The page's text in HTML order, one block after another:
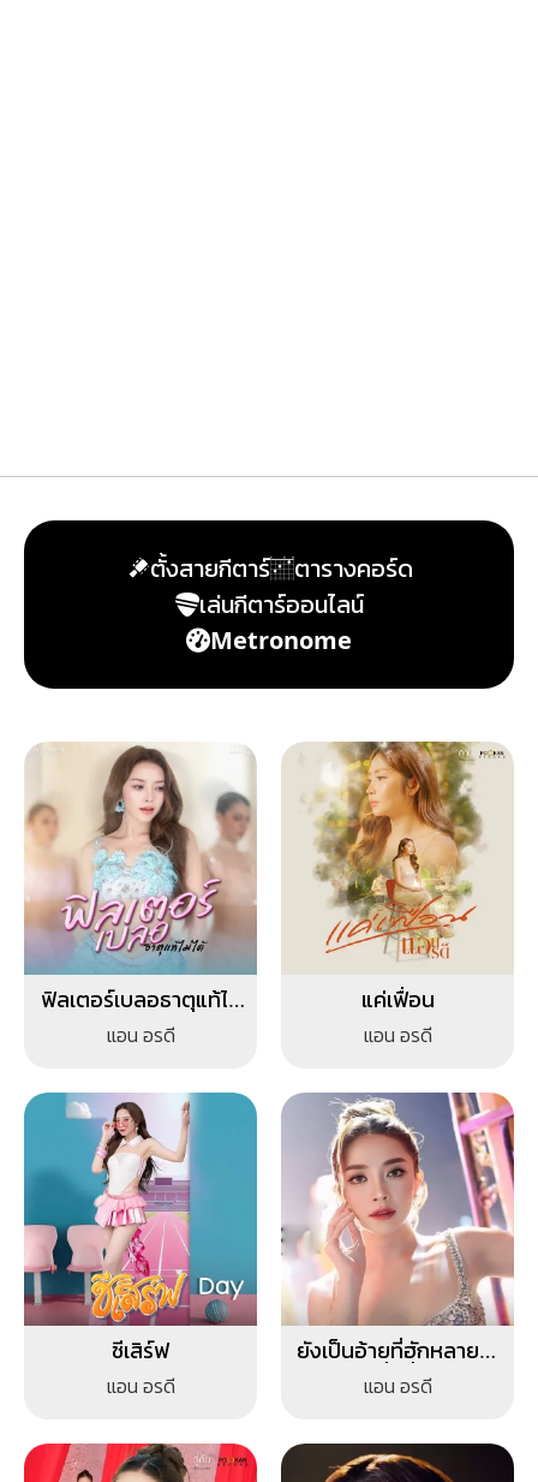
ตั้งสายกีตาร์
ตารางคอร์ด
เล่นกีตาร์ออนไลน์
Metronome
ฟิลเตอร์เบลอธาตุแท้ไม่
ได้
แอน อรดี
แค่เฟื่อน
แอน อรดี
ชีเสิร์ฟ
แอน อรดี
ยังเป็นอ้ายที่ฮักหลายใน
มื้อนี้
แอน อรดี